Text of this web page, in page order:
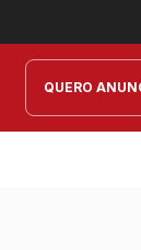
QUERO